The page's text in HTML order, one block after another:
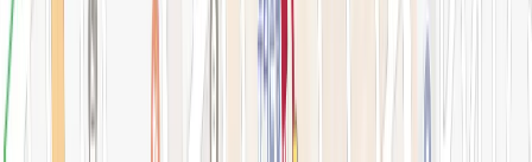
STEP 01. 시술 선택